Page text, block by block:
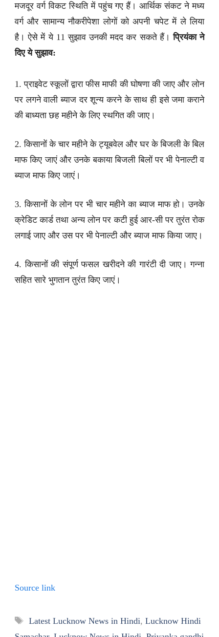
मजदूर वर्ग विकट स्थिति में पहुंच गए हैं। आर्थिक संकट ने मध्य
वर्ग और सामान्य नौकरीपेशा लोगों को अपनी चपेट में ले लिया
है। ऐसे में ये 11 सुझाव उनकी मदद कर सकते हैं।प्रियंका ने
दिए ये सुझाव:
1. प्राइवेट स्कूलों द्वारा फीस माफी की घोषणा की जाए और लोन
पर लगने वाली ब्याज दर शून्य करने के साथ ही इसे जमा कराने
की बाध्यता छह महीने के लिए स्थगित की जाए।
2. किसानों के चार महीने के ट्यूबवेल और घर के बिजली के बिल
माफ किए जाएं और उनके बकाया बिजली बिलों पर भी पेनाल्टी व
ब्याज माफ किए जाएं।
3. किसानों के लोन पर भी चार महीने का ब्याज माफ हो। उनके
क्रेडिट कार्ड तथा अन्य लोन पर कटी हुई आर-सी पर तुरंत रोक
लगाई जाए और उस पर भी पेनाल्टी और ब्याज माफ किया जाए।
4. किसानों की संपूर्ण फसल खरीदने की गारंटी दी जाए। गन्ना
सहित सारे भुगतान तुरंत किए जाएं।
Source link
Tags
Latest Lucknow News in Hindi, Lucknow Hindi